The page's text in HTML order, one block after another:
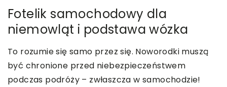
Fotelik samochodowy dla
niemowląt i podstawa wózka
To rozumie się samo przez się. Noworodki muszą
być chronione przed niebezpieczeństwem
podczas podróży – zwłaszcza w samochodzie!